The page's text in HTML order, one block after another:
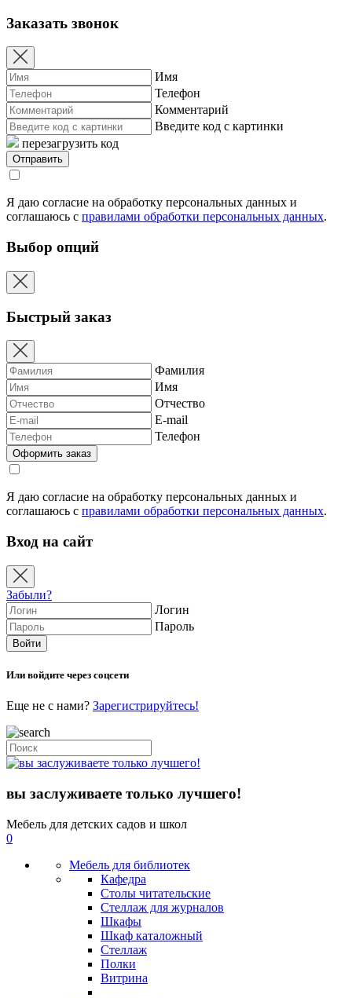
Заказать звонок
Имя
Телефон
Комментарий
Введите код с картинки
перезагрузить код
Я даю согласие на обработку персональных данных и
соглашаюсь с правилами обработки персональных данных.
Выбор опций
Быстрый заказ
Фамилия
Имя
Отчество
E-mail
Телефон
Я даю согласие на обработку персональных данных и
соглашаюсь с правилами обработки персональных данных.
Вход на сайт
Забыли?
Логин
Пароль
Или войдите через соцсети
Еще не с нами? Зарегистрируйтесь!
вы заслуживаете только лучшего!
Мебель для детских садов и школ
0
Мебель для библиотек
Кафедра
Столы читательские
Стеллаж для журналов
Шкафы
Шкаф каталожный
Стеллаж
Полки
Витрина